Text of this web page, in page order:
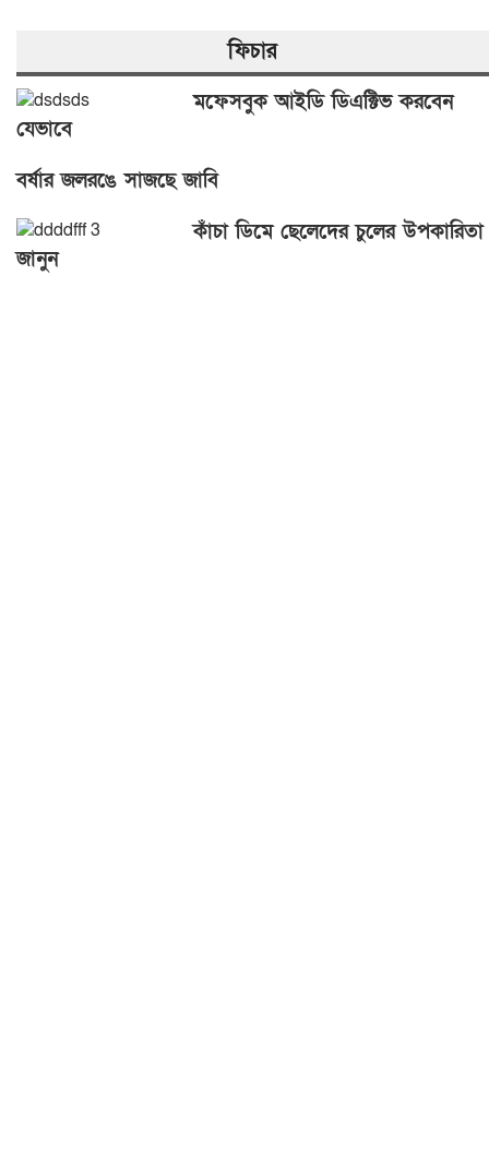
ফিচার
মফেসবুক আইডি ডিএক্টিভ করবেন
যেভাবে
বর্ষার জলরঙে সাজছে জাবি
কাঁচা ডিমে ছেলেদের চুলের উপকারিতা
জানুন